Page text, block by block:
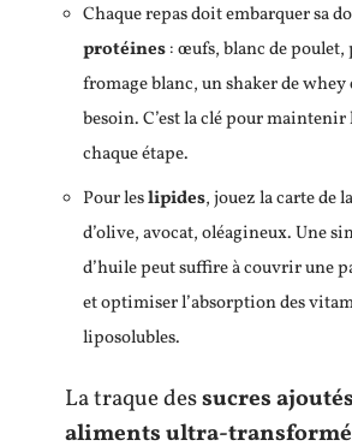
Chaque repas doit embarquer sa
protéines: œufs, blanc de
fromage blanc, un shaker de
besoin. C’est la clé pour maintenir
chaque étape.
Pour leslipides, jouez la carte de
d’olive, avocat, oléagineux. Une
d’huile peut suffire à couvrir une
et optimiser l’absorption des
liposolubles.
La traque dessucres ajoutés
aliments ultra-